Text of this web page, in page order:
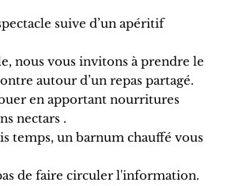
suive d’un apéritif
nous vous invitons à prendre le
autour d’un repas partagé.
en apportant nourritures
nectars .
temps, un barnum chauffé vous
de faire circuler l'information.